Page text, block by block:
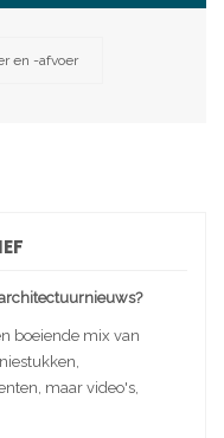
en -afvoer
boeiende mix van
maar video's,